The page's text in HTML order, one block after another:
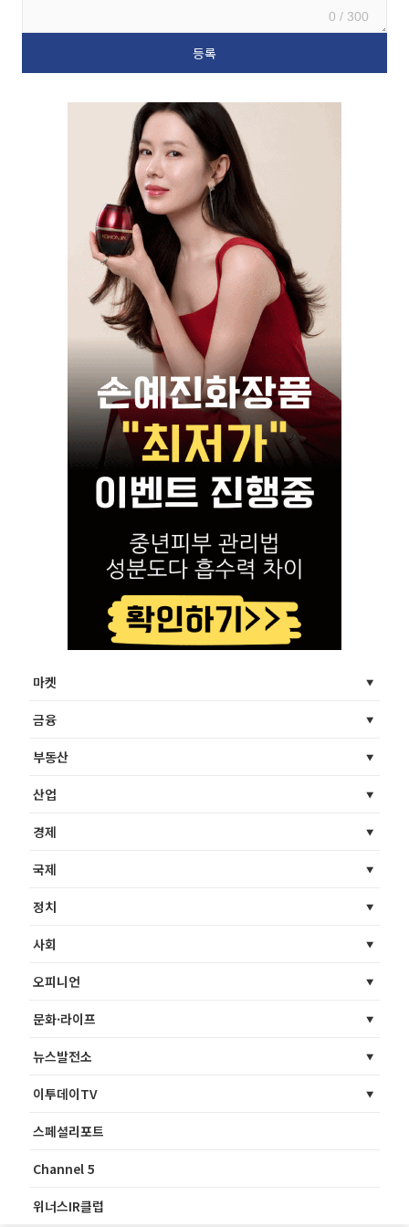
0 / 300
마켓
금융
부동산
산업
경제
국제
정치
사회
오피니언
문화·라이프
뉴스발전소
이투데이TV
스페셜리포트
Channel 5
위너스IR클럽